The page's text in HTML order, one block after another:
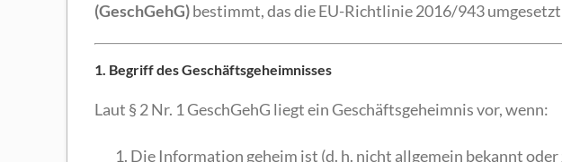
(GeschGehG)bestimmt, das die EU-Richtlinie 2016/943
1. Begriff des Geschäftsgeheimnisses
Laut § 2 Nr. 1 GeschGehG liegt ein Geschäftsgeheimnis vor, wenn:
Die Information geheim ist (d. h. nicht allgemein bekannt oder